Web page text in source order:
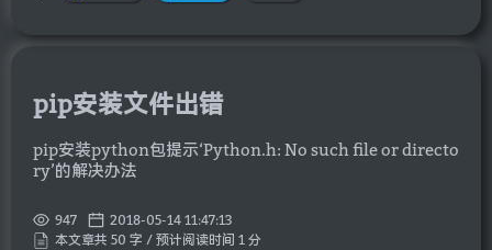
pip安装文件出错
pip安装python包提示‘Python.h: No such file or directo
ry’的解决办法
947
2018-05-14 11:47:13
本文章共 50 字 / 预计阅读时间 1 分